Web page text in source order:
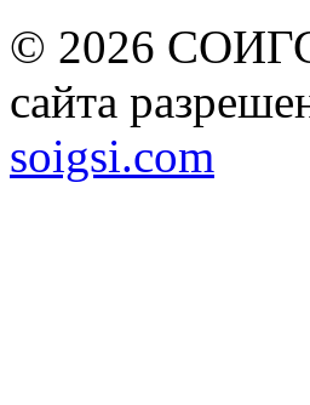
© 2026
сайта
soigsi.com